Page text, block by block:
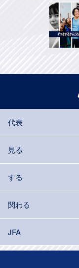
代表
見る
する
関わる
JFA